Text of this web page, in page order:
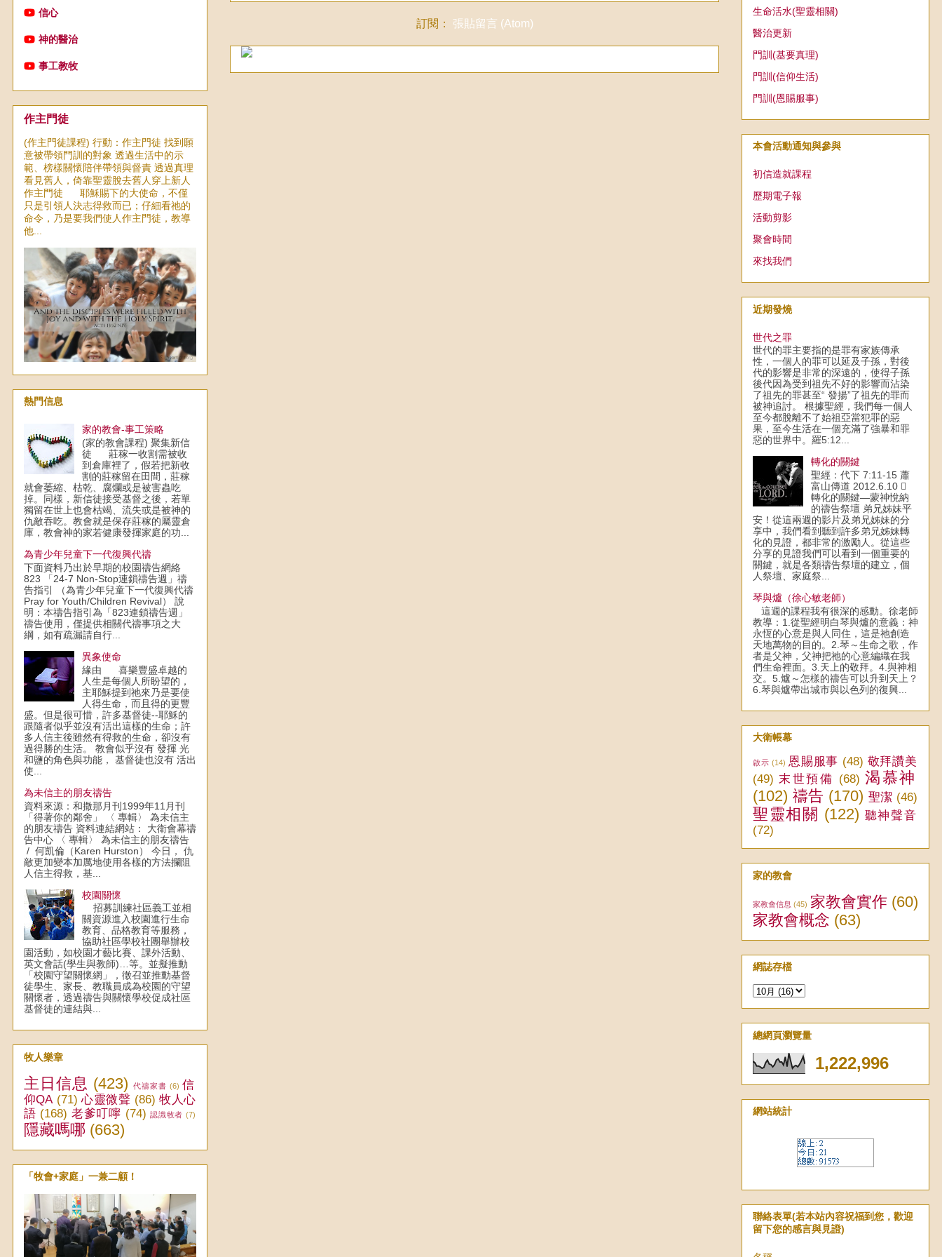
訂閱： 張貼留言 (Atom)
信心
神的醫治
事工教牧
作主門徒
(作主門徒課程) 行動：作主門徒 找到願
意被帶領門訓的對象 透過生活中的示
範、榜樣關懷陪伴帶領與督責 透過真理
看見舊人，倚靠聖靈脫去舊人穿上新人
作主門徒 耶穌賜下的大使命，不僅
只是引領人決志得救而已；仔細看祂的
命令，乃是要我們使人作主門徒，教導
他...
熱門信息
家的教會-事工策略
(家的教會課程) 聚集新信
徒 莊稼一收割需被收
到倉庫裡了，假若把新收
割的莊稼留在田間，莊稼
就會萎縮、枯乾、腐爛或是被害蟲吃
掉。同樣，新信徒接受基督之後，若單
獨留在世上也會枯竭、流失或是被神的
仇敵吞吃。教會就是保存莊稼的屬靈倉
庫，教會神的家若健康發揮家庭的功...
為青少年兒童下一代復興代禱
下面資料乃出於早期的校園禱告網絡
823 「24-7 Non-Stop連鎖禱告週」禱
告指引 （為青少年兒童下一代復興代禱
Pray for Youth/Children Revival） 說
明：本禱告指引為「823連鎖禱告週」
禱告使用，僅提供相關代禱事項之大
綱，如有疏漏請自行...
異象使命
緣由 喜樂豐盛卓越的
人生是每個人所盼望的，
主耶穌提到祂來乃是要使
人得生命，而且得的更豐
盛。但是很可惜，許多基督徒--耶穌的
跟隨者似乎並沒有活出這樣的生命；許
多人信主後雖然有得救的生命，卻沒有
過得勝的生活。 教會似乎沒有 發揮 光
和鹽的角色與功能， 基督徒也沒有 活出
使...
為未信主的朋友禱告
資料來源：和撒那月刊1999年11月刊
「得著你的鄰舍」 〈 專輯〉 為未信主
的朋友禱告 資料連結網站： 大衛會幕禱
告中心 〈 專輯〉 為未信主的朋友禱告
/ 何凱倫（Karen Hurston） 今日， 仇
敵更加變本加厲地使用各樣的方法攔阻
人信主得救，基...
校園關懷
招募訓練社區義工並相
關資源進入校園進行生命
教育、品格教育等服務，
協助社區學校社團舉辦校
園活動，如校園才藝比賽、課外活動、
英文會話(學生與教師)…等。並擬推動
「校園守望關懷網」，徵召並推動基督
徒學生、家長、教職員成為校園的守望
關懷者，透過禱告與關懷學校促成社區
基督徒的連結與...
牧人樂章
主日信息 (423) 代禱家書 (6) 信
仰QA (71) 心靈微聲 (86) 牧人心
語 (168) 老爹叮嚀 (74) 認識牧者 (7)
隱藏嗎哪 (663)
「牧會+家庭」一兼二顧！
生命活水(聖靈相關)
醫治更新
門訓(基要真理)
門訓(信仰生活)
門訓(恩賜服事)
本會活動通知與參與
初信造就課程
歷期電子報
活動剪影
聚會時間
來找我們
近期發燒
世代之罪
世代的罪主要指的是罪有家族傳承
性，一個人的罪可以延及子孫，對後
代的影響是非常的深遠的，使得子孫
後代因為受到祖先不好的影響而沾染
了祖先的罪甚至“ 發揚”了祖先的罪而
被神追討。 根據聖經，我們每一個人
至今都脫離不了始祖亞當犯罪的惡
果，至今生活在一個充滿了強暴和罪
惡的世界中。羅5:12...
轉化的關鍵
聖經：代下 7:11-15 蕭
富山傳道 2012.6.10 
轉化的關鍵—蒙神悅納
的禱告祭壇 弟兄姊妹平
安！從這兩週的影片及弟兄姊妹的分
享中，我們看到聽到許多弟兄姊妹轉
化的見證，都非常的激勵人。從這些
分享的見證我們可以看到一個重要的
關鍵，就是各類禱告祭壇的建立，個
人祭壇、家庭祭...
琴與爐（徐心敏老師）
這週的課程我有很深的感動。徐老師
教導：1.從聖經明白琴與爐的意義：神
永恆的心意是與人同住，這是祂創造
天地萬物的目的。2.琴～生命之歌，作
者是父神，父神把祂的心意編織在我
們生命裡面。3.天上的敬拜。4.與神相
交。5.爐～怎樣的禱告可以升到天上？
6.琴與爐帶出城市與以色列的復興...
大衛帳幕
啟示 (14) 恩賜服事 (48) 敬拜讚美
(49) 末世預備 (68) 渴慕神
(102) 禱告 (170) 聖潔 (46)
聖靈相關 (122) 聽神聲音
(72)
家的教會
家教會信息 (45) 家教會實作 (60)
家教會概念 (63)
網誌存檔
總網頁瀏覽量
1,222,996
網站統計
聯絡表單(若本站內容祝福到您，歡迎
留下您的感言與見證)